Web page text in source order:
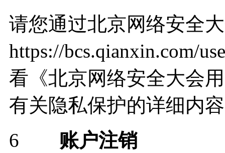
请您通过北京网络安全
https://bcs.qianxin.com/
看《北京网络安全大会
有关隐私保护的详细内
6 账户注销